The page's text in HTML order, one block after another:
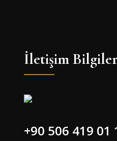
İletişim
+90 506 419 01